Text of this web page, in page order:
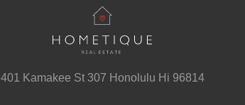
401 Kamakee St 307 Honolulu Hi 96814